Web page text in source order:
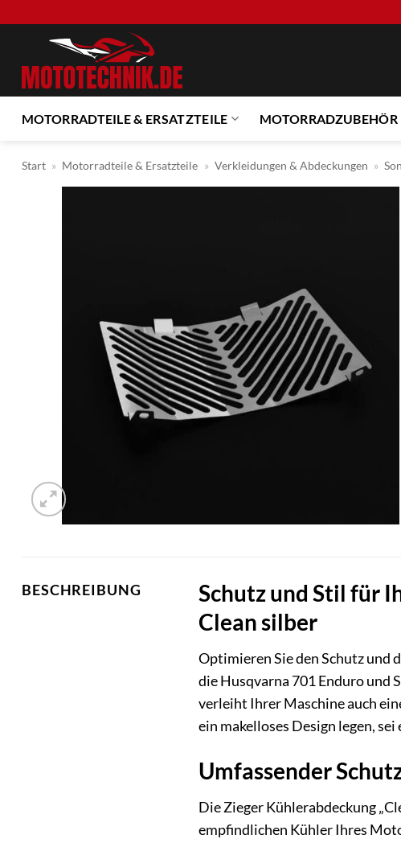
MOTORRADTEILE & ERSATZTEILE MOTORRADZUBEHÖR
Start » Motorradteile & Ersatzteile » Verkleidungen & Abdeckungen »
BESCHREIBUNG
Schutz und Stil für
Clean silber
Optimieren Sie den Schutz und
die Husqvarna 701 Enduro und
verleiht Ihrer Maschine auch
ein makelloses Design legen,
Umfassender
Die Zieger Kühlerabdeckung
empfindlichen Kühler Ihres